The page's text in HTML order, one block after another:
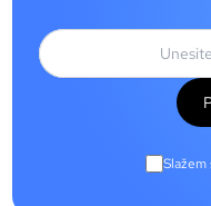
Slažem